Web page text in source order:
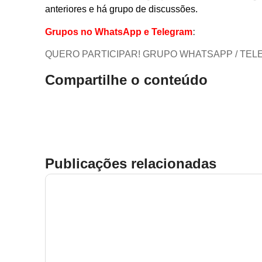
anteriores e há grupo de discussões.
Grupos no WhatsApp e Telegram:
QUERO PARTICIPAR! GRUPO WHATSAPP /
Compartilhe o conteúdo
Publicações relacionadas